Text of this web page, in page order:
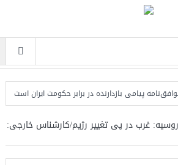
پیامی بازدارنده در برابر حکومت ایران است
روسیه: غرب در پی تغییر رژیم/کارشناس خارجی: